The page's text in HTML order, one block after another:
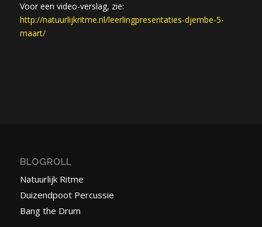
Voor een video-verslag, zie:
http://natuurlijkritme.nl/leerlingpresentaties-djembe-5-
maart/
BLOGROLL
Natuurlijk Ritme
Duizendpoot Percussie
Bang the Drum